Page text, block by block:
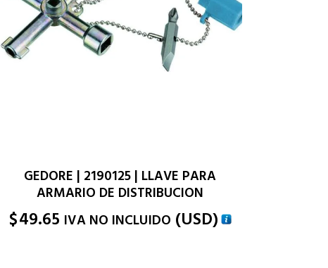
GEDORE | 2190125 | LLAVE PARA
ARMARIO DE DISTRIBUCION
$49.65 IVA NO INCLUIDO (USD)